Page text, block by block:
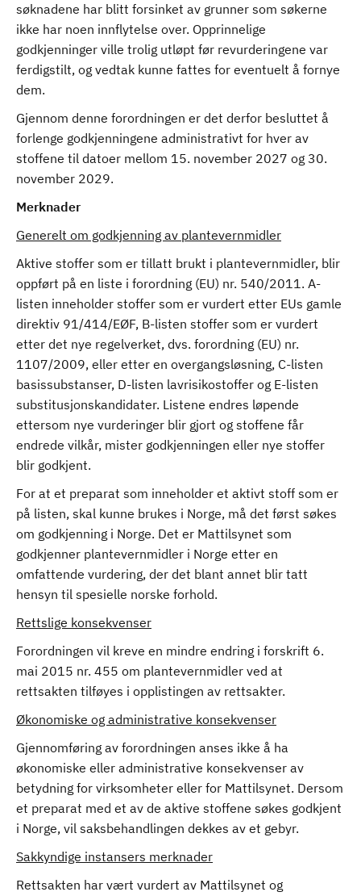
søknadene har blitt forsinket av grunner som søkerne
ikke har noen innflytelse over. Opprinnelige
godkjenninger ville trolig utløpt før revurderingene var
ferdigstilt, og vedtak kunne fattes for eventuelt å fornye
dem.
Gjennom denne forordningen er det derfor besluttet å
forlenge godkjenningene administrativt for hver av
stoffene til datoer mellom 15. november 2027 og 30.
november 2029.
Merknader
Generelt om godkjenning av plantevernmidler
Aktive stoffer som er tillatt brukt i plantevernmidler, blir
oppført på en liste i forordning (EU) nr. 540/2011. A-
listen inneholder stoffer som er vurdert etter EUs gamle
direktiv 91/414/EØF, B-listen stoffer som er vurdert
etter det nye regelverket, dvs. forordning (EU) nr.
1107/2009, eller etter en overgangsløsning, C-listen
basissubstanser, D-listen lavrisikostoffer og E-listen
substitusjonskandidater. Listene endres løpende
ettersom nye vurderinger blir gjort og stoffene får
endrede vilkår, mister godkjenningen eller nye stoffer
blir godkjent.
For at et preparat som inneholder et aktivt stoff som er
på listen, skal kunne brukes i Norge, må det først søkes
om godkjenning i Norge. Det er Mattilsynet som
godkjenner plantevernmidler i Norge etter en
omfattende vurdering, der det blant annet blir tatt
hensyn til spesielle norske forhold.
Rettslige konsekvenser
Forordningen vil kreve en mindre endring i forskrift 6.
mai 2015 nr. 455 om plantevernmidler ved at
rettsakten tilføyes i opplistingen av rettsakter.
Økonomiske og administrative konsekvenser
Gjennomføring av forordningen anses ikke å ha
økonomiske eller administrative konsekvenser av
betydning for virksomheter eller for Mattilsynet. Dersom
et preparat med et av de aktive stoffene søkes godkjent
i Norge, vil saksbehandlingen dekkes av et gebyr.
Sakkyndige instansers merknader
Rettsakten har vært vurdert av Mattilsynet og